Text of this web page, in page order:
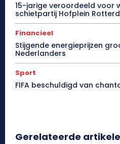
15-jarige veroordeeld voor
schietpartij Hofplein
Financieel
Stijgende energieprijzen
Nederlanders
Sport
FIFA beschuldigd van
Gerelateerde